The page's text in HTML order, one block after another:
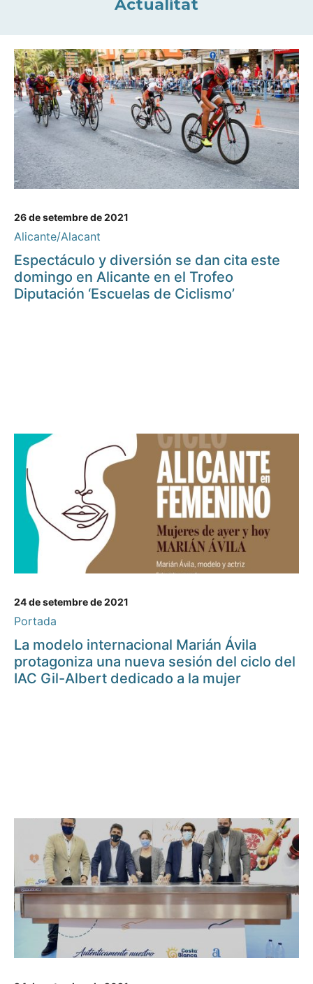
Actualitat
26 de setembre de 2021
Alicante/Alacant
Espectáculo y diversión se dan cita este
domingo en Alicante en el Trofeo
Diputación ‘Escuelas de Ciclismo’
24 de setembre de 2021
Portada
La modelo internacional Marián Ávila
protagoniza una nueva sesión del ciclo del
IAC Gil-Albert dedicado a la mujer